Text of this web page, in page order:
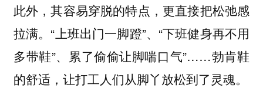
此外，其容易穿脱的特点，更直接把松弛感
拉满。“上班出门一脚蹬”、“下班健身再不用
多带鞋”、累了偷偷让脚喘口气”……勃肯鞋
的舒适，让打工人们从脚丫放松到了灵魂。